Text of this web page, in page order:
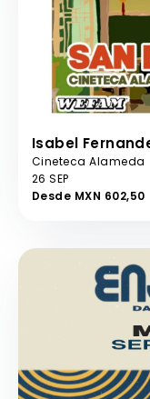
Isabel
Cineteca Alameda
26 SEP
Desde MXN 602,50